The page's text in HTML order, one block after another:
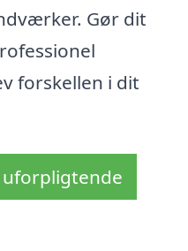
Gør dit
forskellen i dit
uforpligtende